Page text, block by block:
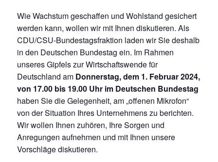
Wie Wachstum geschaffen und Wohlstand gesichert
werden kann, wollen wir mit Ihnen diskutieren. Als
CDU/CSU-Bundestagsfraktion laden wir Sie deshalb
in den Deutschen Bundestag ein. Im Rahmen
unseres Gipfels zur Wirtschaftswende für
Deutschland am Donnerstag, dem 1. Februar 2024,
von 17.00 bis 19.00 Uhr im Deutschen Bundestag
haben Sie die Gelegenheit, am „offenen Mikrofon“
von der Situation Ihres Unternehmens zu berichten.
Wir wollen Ihnen zuhören, Ihre Sorgen und
Anregungen aufnehmen und mit Ihnen unsere
Vorschläge diskutieren.